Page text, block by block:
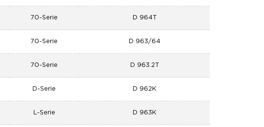
70-Serie D 964T
70-Serie D 963/64
70-Serie D 963.2T
D-Serie D 962K
L-Serie D 963K